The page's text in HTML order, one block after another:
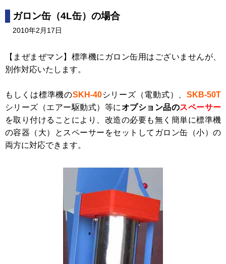
ガロン缶（4L缶）の場合
2010年2月17日
【まぜまぜマン】標準機にガロン缶用はございませんが、
別作対応いたします。
もしくは標準機のSKH-40シリーズ（電動式）、SKB-50T
シリーズ（エアー駆動式）等にオプション品のスペーサー
を取り付けることにより、改造の必要も無く簡単に標準機
の容器（大）とスペーサーをセットしてガロン缶（小）の
両方に対応できます。